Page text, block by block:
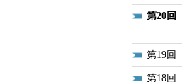
20
19
18